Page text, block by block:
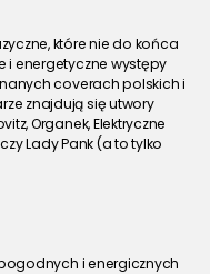
które nie do końca
i energetyczne występy
coverach polskich i
znajdują się utwory
Organek, Elektryczne
Lady Pank (a to tylko
pogodnych i energicznych